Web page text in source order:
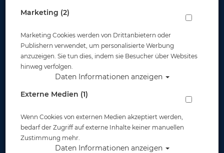
Seac Alien (2017) - 5mm - Damen -
Artikelnr.: sc-0010037master
Marketing (2)
Marketing Cookies werden von Drittanbietern oder
Publishern verwendet, um personalisierte Werbung
anzuzeigen. Sie tun dies, indem sie Besucher über Websites
hinweg verfolgen.
Daten Informationen anzeigen
Externe Medien (1)
Wenn Cookies von externen Medien akzeptiert werden,
bedarf der Zugriff auf externe Inhalte keiner manuellen
Zustimmung mehr.
Daten Informationen anzeigen